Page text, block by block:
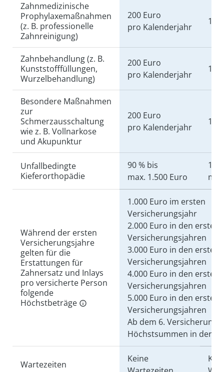
Zahnmedizinische
Prophylaxemaßnahmen
(z. B. professionelle
Zahnreinigung)
200 Euro
pro Kalenderjahr
100
Zahnbehandlung (z. B.
Kunststofffüllungen,
Wurzelbehandlung)
200 Euro
pro Kalenderjahr
100
Besondere Maßnahmen
zur
Schmerzausschaltung
wie z. B. Vollnarkose
und Akupunktur
200 Euro
pro Kalenderjahr
100
Unfallbedingte
Kieferorthopädie
90 % bis
max. 1.500 Euro
100
Während der ersten
Versicherungsjahre
gelten für die
Erstattungen für
Zahnersatz und Inlays
pro versicherte Person
folgende
Höchstbeträge
1.000 Euro im ersten
Versicherungsjahr
2.000 Euro in den ersten
Versicherungsjahren
3.000 Euro in den ersten
Versicherungsjahren
4.000 Euro in den ersten
Versicherungsjahren
5.000 Euro in den ersten
Versicherungsjahren
Ab dem 6.
Höchstsummen in der
Wartezeiten
Keine